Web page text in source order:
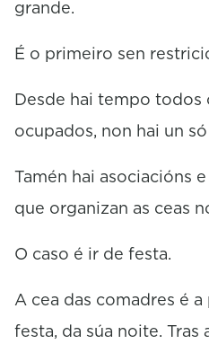
s
grande.
É o primeiro sen
Desde hai tempo todos
ocupados, non hai un
Tamén hai asociacións
que organizan as ceas
O caso é ir de festa.
A cea das comadres é
festa, da súa noite. Tras